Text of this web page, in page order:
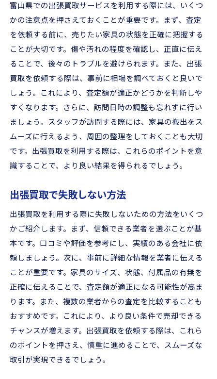
富山県での出張買取サービスを利用する際には、いくつ
かの注意点を押さえておくことが重要です。まず、査定
を依頼する前に、売りたい家具の状態を正確に把握する
ことが大切です。傷や汚れの程度を確認し、正直に伝え
ることで、後々のトラブルを避けられます。また、出張
買取を依頼する際は、事前に相場を調べておくと良いで
しょう。これにより、査定額が適正かどうかを判断しや
すくなります。さらに、訪問日時の調整も忘れずに行い
ましょう。スタッフが訪問する際には、家具の搬出をス
ムーズに行えるよう、周囲の整理をしておくことも大切
です。出張買取を利用する際は、これらのポイントを意
識することで、より良い結果を得られるでしょう。
出張買取で失敗しない方法
出張買取を利用する際に失敗しないための方法をいくつ
かご紹介します。まず、信頼できる業者を選ぶことが基
本です。口コミや評価を参考にし、実績のある会社に依
頼しましょう。次に、事前に詳細な情報を業者に伝える
ことが重要です。家具のサイズ、状態、付属品の有無を
正確に伝えることで、査定額が適正になる可能性が高ま
ります。また、複数の業者からの査定を比較することも
おすすめです。これにより、より良い条件で売却できる
チャンスが増えます。出張買取を依頼する際は、これら
のポイントを押さえ、慎重に進めることで、スムーズな
取引が実現できるでしょう。